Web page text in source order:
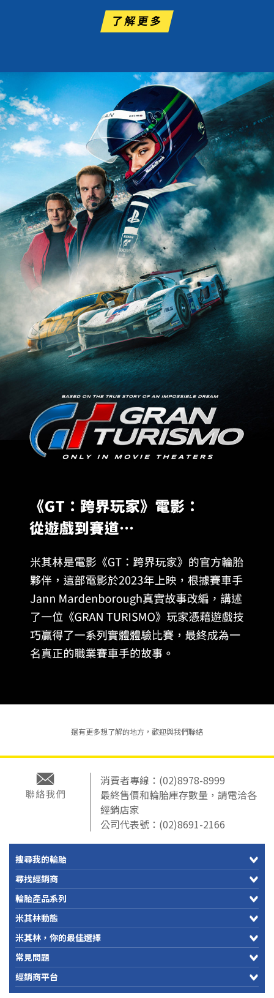
還有更多想了解的地方，歡迎與我們聯絡
消費者專線： (02)8978-8999
最終售價和輪胎庫存數量，請電洽各
經銷店家
公司代表號： (02)8691-2166
搜尋我的輪胎
尋找經銷商
輪胎產品系列
米其林動態
米其林，你的最佳選擇
常見問題
經銷商平台